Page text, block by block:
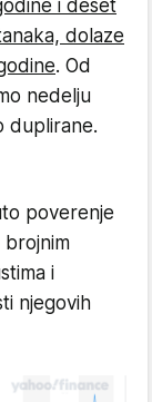
i deset
dolaze
. Od
nedelju
duplirane.
poverenje
brojnim
i
njegovih